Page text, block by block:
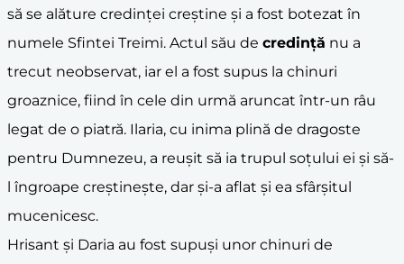
să se alăture credinței creștine și a fost botezat în
numele Sfintei Treimi. Actul său de credință nu a
trecut neobservat, iar el a fost supus la chinuri
groaznice, fiind în cele din urmă aruncat într-un râu
legat de o piatră. Ilaria, cu inima plină de dragoste
pentru Dumnezeu, a reușit să ia trupul soțului ei și să-
l îngroape creștinește, dar și-a aflat și ea sfârșitul
mucenicesc.
Hrisant și Daria au fost supuși unor chinuri de